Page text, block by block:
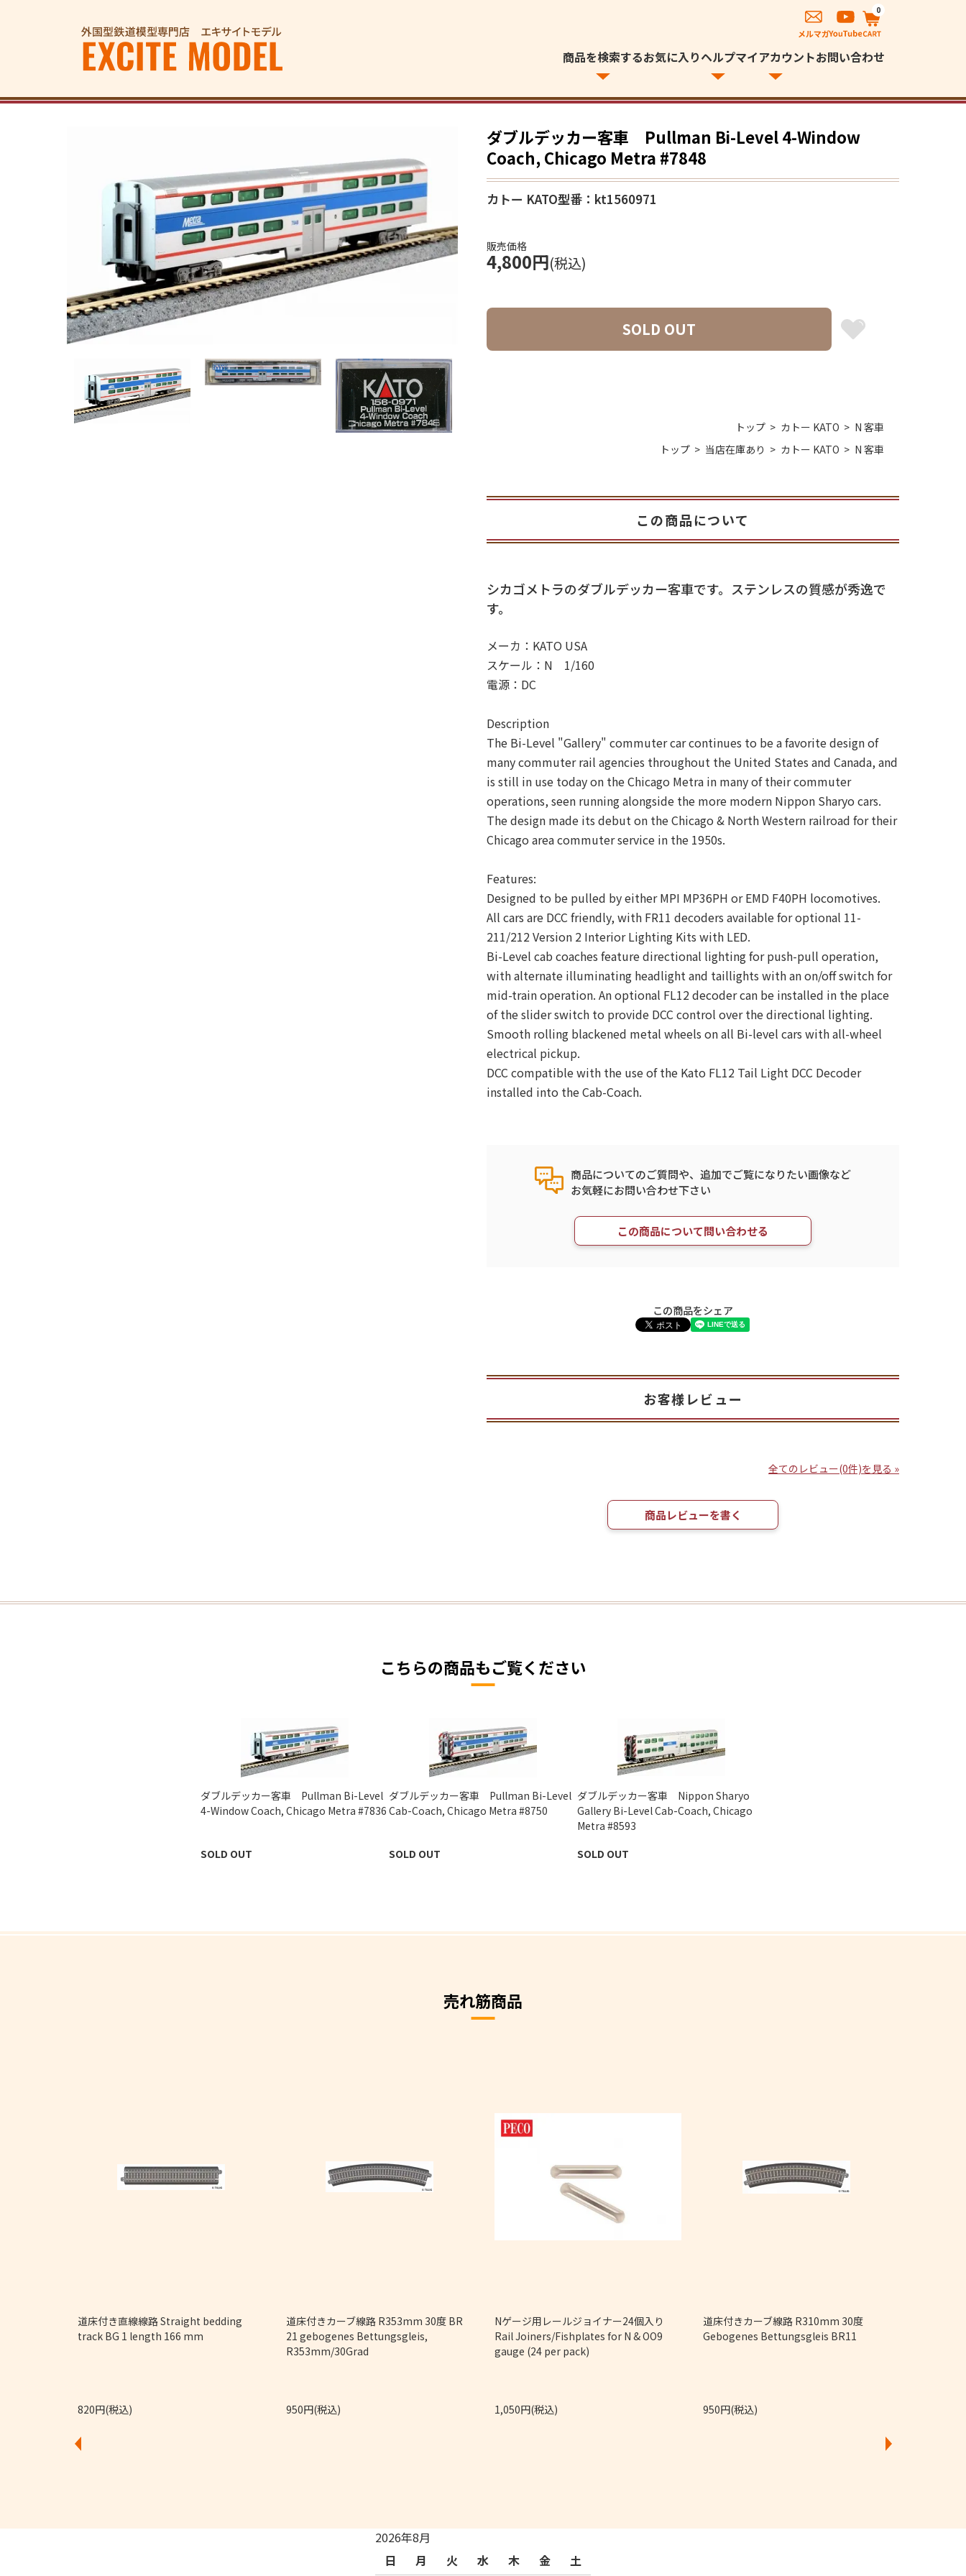
0
商品を検索するお気に入りヘルプマイアカウントお問い合わせ
ダブルデッカー客車 Pullman Bi-Level 4-Window
Coach, Chicago Metra #7848
カトー KATO型番：kt1560971
販売価格
4,800円(税込)
SOLD OUT
トップ カトー KATO
N 客車
トップ
当店在庫あり カトー KATO N 客車
この商品について
シカゴメトラのダブルデッカー客車です。ステンレスの質感が秀逸で
す。
メーカ：KATO USA
スケール：N 1/160
電源：DC
Description
The Bi-Level "Gallery" commuter car continues to be a favorite design of
many commuter rail agencies throughout the United States and Canada, and
is still in use today on the Chicago Metra in many of their commuter
operations, seen running alongside the more modern Nippon Sharyo cars.
The design made its debut on the Chicago & North Western railroad for their
Chicago area commuter service in the 1950s.
Features:
Designed to be pulled by either MPI MP36PH or EMD F40PH locomotives.
All cars are DCC friendly, with FR11 decoders available for optional 11-
211/212 Version 2 Interior Lighting Kits with LED.
Bi-Level cab coaches feature directional lighting for push-pull operation,
with alternate illuminating headlight and taillights with an on/off switch for
mid-train operation. An optional FL12 decoder can be installed in the place
of the slider switch to provide DCC control over the directional lighting.
Smooth rolling blackened metal wheels on all Bi-level cars with all-wheel
electrical pickup.
DCC compatible with the use of the Kato FL12 Tail Light DCC Decoder
installed into the Cab-Coach.
商品についてのご質問や、追加でご覧になりたい画像など
お気軽にお問い合わせ下さい
この商品について問い合わせる
この商品をシェア
お客様レビュー
全てのレビュー(0件)を見る »
商品レビューを書く
こちらの商品もご覧ください
ダブルデッカー客車 Pullman Bi-Level
4-Window Coach, Chicago Metra #7836
SOLD OUT
ダブルデッカー客車 Pullman Bi-Level
Cab-Coach, Chicago Metra #8750
SOLD OUT
ダブルデッカー客車 Nippon Sharyo
Gallery Bi-Level Cab-Coach, Chicago
Metra #8593
SOLD OUT
売れ筋商品
道床付き直線線路 Straight bedding
track BG 1 length 166 mm
820円(税込)
道床付きカーブ線路 R353mm 30度 BR
21 gebogenes Bettungsgleis,
R353mm/30Grad
950円(税込)
Nゲージ用レールジョイナー24個入り
Rail Joiners/Fishplates for N & OO9
gauge (24 per pack)
1,050円(税込)
道床付きカーブ線路 R310mm 30度
Gebogenes Bettungsgleis BR11
950円(税込)
2026年8月
日
月 火 水 木 金 土